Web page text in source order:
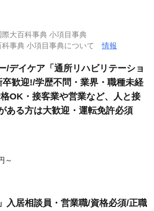
大百科事典 小項目事典
科事典 小項目事典について情報
/デイケア「通所リハビリテーショ
卒歓迎!/学歴不問・業界・職種未経
OK・接客業や営業など、人と接
ある方は大歓迎・運転免許必須
～
入居相談員・営業職/資格必須/正職